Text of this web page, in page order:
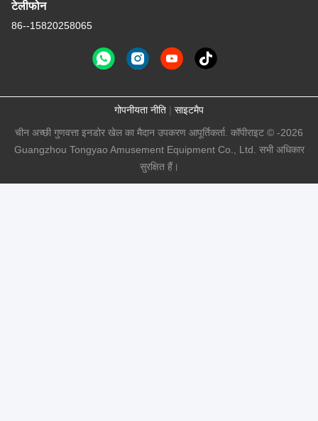
टेलीफोन
86--15820258065
गोपनीयता नीति | साइटमैप
चीन अच्छी गुणवत्ता इनडोर खेल का मैदान उपकरण आपूर्तिकर्ता. कॉपीराइट © -2026
Guangzhou Tongyao Amusement Equipment Co., Ltd. सभी अधिकार
सुरक्षित हैं।